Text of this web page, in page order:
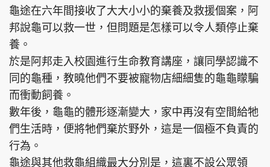
龜途在六年間接收了大大小小的棄養及救援個案，阿
邦說龜可以救一世，但問題是怎樣可以令人類停止棄
養。
於是阿邦走入校園進行生命教育講座，讓同學認識不
同的龜種，教曉他們不要被寵物店細細隻的龜龜矇騙
而衝動飼養。
數年後，龜龜的體形逐漸變大，家中再沒有空間給牠
們生活時，便將牠們棄於野外，這是一個極不負責的
行為。
龜途與其他救龜組織最大分別是，這裏不設公眾領